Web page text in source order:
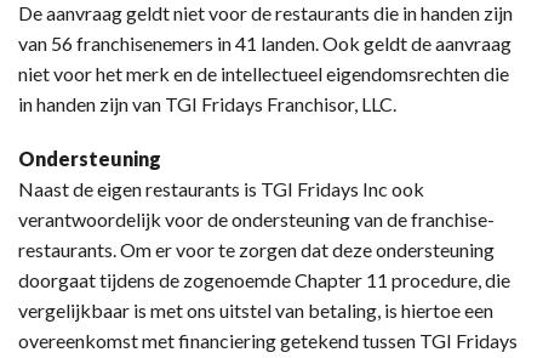
De aanvraag geldt niet voor de restaurants die in handen zijn
van 56 franchisenemers in 41 landen. Ook geldt de aanvraag
niet voor het merk en de intellectueel eigendomsrechten die
in handen zijn van TGI Fridays Franchisor, LLC.
Ondersteuning
Naast de eigen restaurants is TGI Fridays Inc ook
verantwoordelijk voor de ondersteuning van de franchise-
restaurants. Om er voor te zorgen dat deze ondersteuning
doorgaat tijdens de zogenoemde Chapter 11 procedure, die
vergelijkbaar is met ons uitstel van betaling, is hiertoe een
overeenkomst met financiering getekend tussen TGI Fridays